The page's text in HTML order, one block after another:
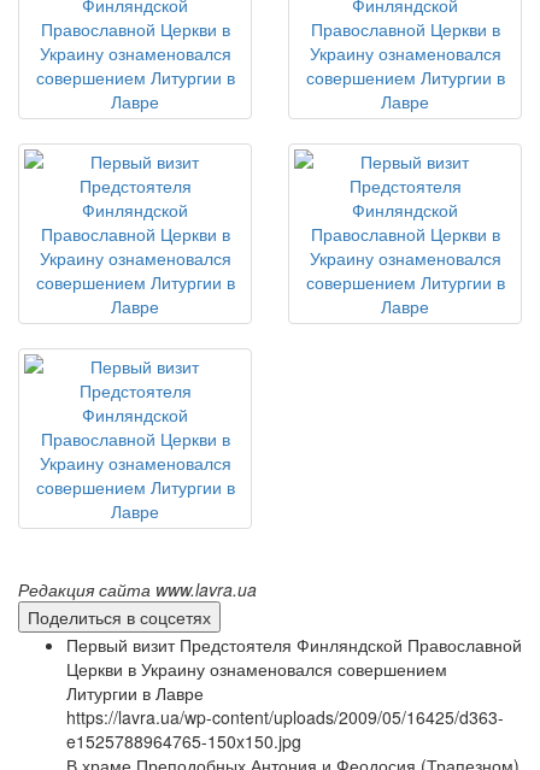
Редакция сайта www.lavra.ua
Поделиться в соцсетях
Первый визит Предстоятеля Финляндской Православной
Церкви в Украину ознаменовался совершением
Литургии в Лавре
https://lavra.ua/wp-content/uploads/2009/05/16425/d363-
e1525788964765-150x150.jpg